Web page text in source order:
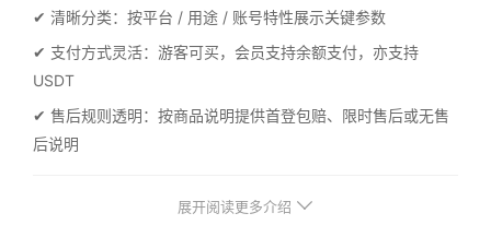
✔ 清晰分类：按平台 / 用途 / 账号特性展示关键参数
✔ 支付方式灵活：游客可买，会员支持余额支付，亦支持
USDT
✔ 售后规则透明：按商品说明提供首登包赔、限时售后或无售
后说明
展开阅读更多介绍